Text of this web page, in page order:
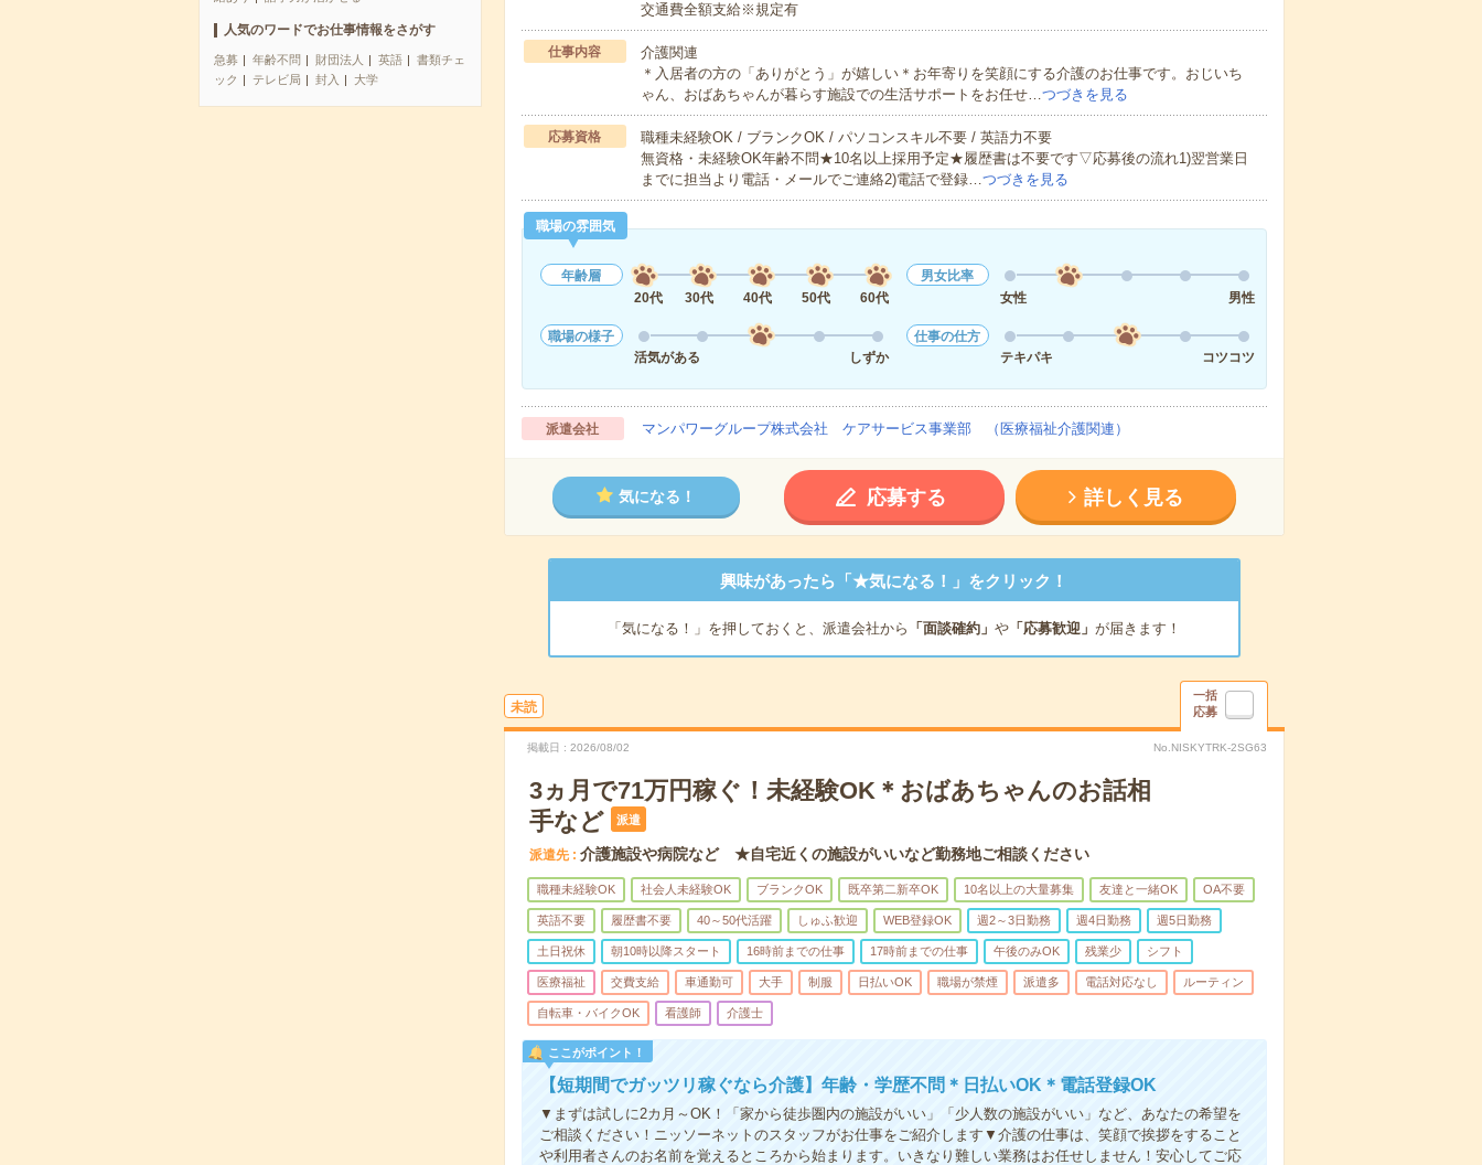
人気のワードでお仕事情報をさがす
急募 年齢不問 財団法人 英語
書類チェ
ック
テレビ局 封入 大学
交通費全額支給※規定有
仕事内容
介護関連
＊入居者の方の「ありがとう」が嬉しい＊お年寄りを笑顔にする介護のお仕事です。おじいち
ゃん、おばあちゃんが暮らす施設での生活サポートをお任せ…つづきを見る
応募資格
職種未経験OK / ブランクOK / パソコンスキル不要 / 英語力不要
無資格・未経験OK年齢不問★10名以上採用予定★履歴書は不要です▽応募後の流れ1)翌営業日
までに担当より電話・メールでご連絡2)電話で登録…つづきを見る
職場の雰囲気
年齢層
20代
30代 40代 50代 60代
男女比率
女性
男性
職場の様子
活気がある
しずか
仕事の仕方
テキパキ
コツコツ
派遣会社 マンパワーグループ株式会社 ケアサービス事業部 （医療福祉介護関連）
気になる！ 応募する 詳しく見る
興味があったら「★気になる！」をクリック！
「気になる！」を押しておくと、派遣会社から 「面談確約」 や「応募歓迎」 が届きます！
未読
一括
応募
掲載日 2026/08/02 No.NISKYTRK-2SG63
3ヵ月で71万円稼ぐ！未経験OK＊おばあちゃんのお話相
手など
派遣
派遣先 介護施設や病院など ★自宅近くの施設がいいなど勤務地ご相談ください
職種未経験OK 社会人未経験OK ブランクOK 既卒第二新卒OK 10名以上の大量募集 友達と一緒OK OA不要
英語不要 履歴書不要 40～50代活躍 しゅふ歓迎 WEB登録OK 週2～3日勤務 週4日勤務 週5日勤務
土日祝休 朝10時以降スタート 16時前までの仕事 17時前までの仕事 午後のみOK 残業少 シフト
医療福祉 交費支給 車通勤可 大手 制服 日払いOK 職場が禁煙 派遣多 電話対応なし ルーティン
自転車・バイクOK 看護師 介護士
ここがポイント！
【短期間でガッツリ稼ぐなら介護】年齢・学歴不問＊日払いOK＊電話登録OK
▼まずは試しに2カ月～OK！「家から徒歩圏内の施設がいい」「少人数の施設がいい」など、あなたの希望を
ご相談ください！ニッソーネットのスタッフがお仕事をご紹介します▼介護の仕事は、笑顔で挨拶をすること
や利用者さんのお名前を覚えるところから始まります。いきなり難しい業務はお任せしません！安心してご応